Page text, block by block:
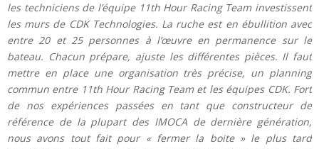
les techniciens de l’équipe 11th Hour Racing Team investissent
les murs de CDK Technologies. La ruche est en ébullition avec
entre 20 et 25 personnes à l’œuvre en permanence sur le
bateau. Chacun prépare, ajuste les différentes pièces. Il faut
mettre en place une organisation très précise, un planning
commun entre 11th Hour Racing Team et les équipes CDK. Fort
de nos expériences passées en tant que constructeur de
référence de la plupart des IMOCA de dernière génération,
nous avons tout fait pour « fermer la boite » le plus tard